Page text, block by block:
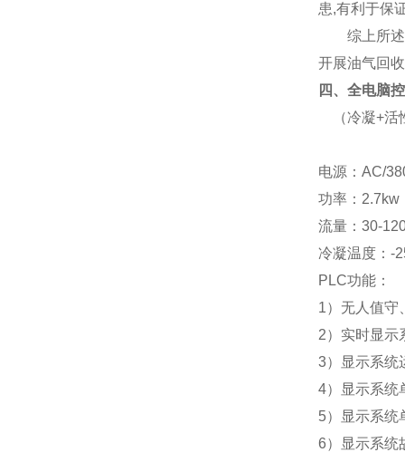
患,有利于保
综上所述，
开展油气回
四、全电脑
（冷凝+活
电源： AC/
功率： 2.7kw
流量： 30-
冷凝温度： -
PLC功能：
1）无人值守
2）实时显示
3）显示系统
4）显示系统
5）显示系统
6）显示系统